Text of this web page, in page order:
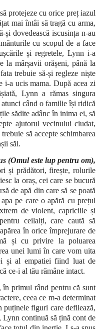
protejeze cu orice preț iazul
mai întâi să tragă cu arma,
dovedească iscusința n-au
cu scopul de a face
și regretele, Lynn i-a
la mârșavii orășeni, până la
trebuie să-și regleze niște
i-a ucis mama. După acea zi
Lynn a rămas singura
când o familie își ridică
sădite adânc în inima ei, să
ajutorul vecinului ciudat,
să accepte schimbarea
săi.
(Omul este lup pentru om),
și prădători, firește, rolurile
la oraș, cei care se bucură
de apă din care să se poată
pe care o apără cu prețul
de violent, capriciile și
ceilalți, care caută să
în orice împrejurare de
și cu privire la poluarea
unei lumi în care vom uita
și al empatiei fiind luat de
ce-i al tău rămâne intact.
în primul rând pentru că sunt
ceea ce m-a determinat
puținele figuri care defilează,
Lynn continuă să țină cont de